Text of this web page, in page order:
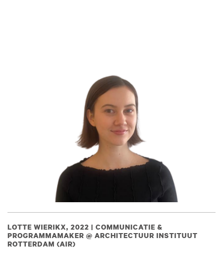
LOTTE WIERIKX, 2022 | COMMUNICATIE &
PROGRAMMAMAKER @ ARCHITECTUUR INSTITUUT
ROTTERDAM (AIR)